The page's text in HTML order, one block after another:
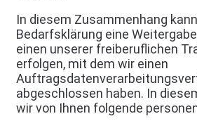
In diesem Zusammenhang
Bedarfsklärung eine
einen unserer freiberuflichen
erfolgen, mit dem wir einen
abgeschlossen haben. In
wir von Ihnen folgende